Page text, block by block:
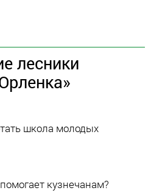
лесники
школа молодых
кузнечанам?